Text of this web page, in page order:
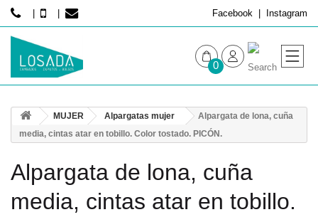
Facebook Instagram
0
HOMBRE
MUJER Alpargatas mujer
Alpargata de lona, cuña
media, cintas atar en tobillo. Color tostado. PICÓN.
Alpargata de lona, cuña
media, cintas atar en tobillo.